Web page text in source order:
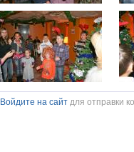
Войдите на сайт для отправки